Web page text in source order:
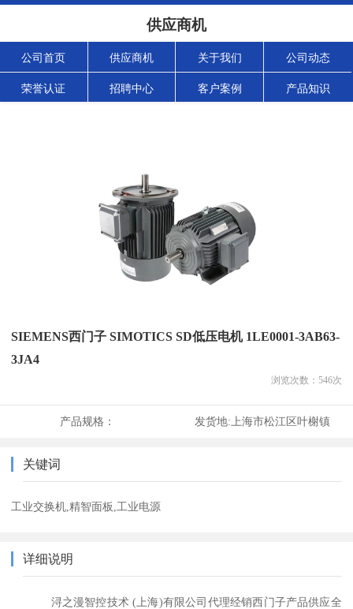
供应商机
公司首页 供应商机 关于我们 公司动态
荣誉认证 招聘中心 客户案例 产品知识
SIEMENS西门子 SIMOTICS SD低压电机 1LE0001-3AB63-
3JA4
浏览次数： 546次
产品规格： 发货地: 上海市松江区叶榭镇
关键词
工业交换机,精智面板,工业电源
详细说明
浔之漫智控技术 (上海)有限公司代理经销西门子产品供应全